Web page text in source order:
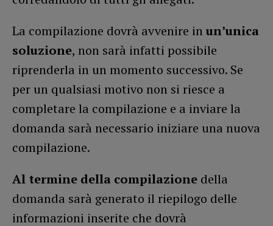
La compilazione dovrà avvenire inun’unica
soluzione, non sarà infatti possibile
riprenderla in un momento successivo. Se
per un qualsiasi motivo non si riesce a
completare la compilazione e a inviare la
domanda sarà necessario iniziare una nuova
compilazione.
Al termine della compilazione della
domanda sarà generato il riepilogo delle
informazioni inserite che dovrà